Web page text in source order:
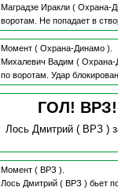
Маградзе Иракли( Охрана-
воротам.
Не попадает в
Момент ( Охрана-Динамо ).
Михалевич Вадим ( Охрана-
по воротам. Удар блокирован.
ГОЛ! ВРЗ!
Лось Дмитрий( ВРЗ )
Момент ( ВРЗ ).
Лось Дмитрий( ВРЗ ) бьет